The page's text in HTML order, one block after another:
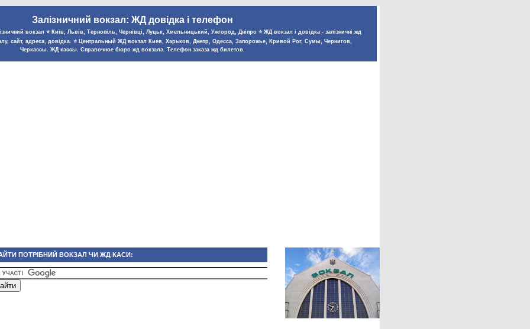
Залізничний вокзал: ЖД довідка і телефон
вокзал ⭐️ Київ, Львів, Тернопіль, Чернівці, Луцьк, Хмельницький, Ужгород, Дніпро ⭐️ ЖД вокзал і довідка - залізничні жд
сайт, адреса, довідка. ⭐️ Центральный ЖД вокзал Киев, Харьков, Днепр, Одесса, Запорожье, Кривой Рог, Сумы, Чернигов,
Черкассы. ЖД кассы. Справочное бюро жд вокзала. Телефон заказа жд билетов.
ПОТРІБНИЙ ВОКЗАЛ ЧИ ЖД КАСИ: